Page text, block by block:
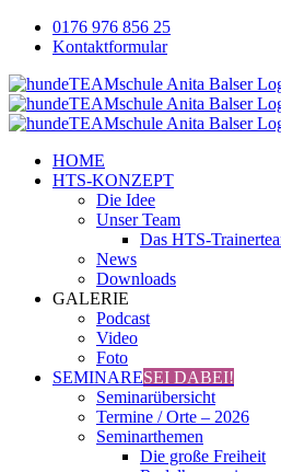
Zum
Inhalt
0176 976 856 25
Kontaktformular
Facebook
YouTube
Instagram
HOME
HTS-KONZEPT
Die Idee
Unser Team
Das HTS-
News
Downloads
GALERIE
Podcast
Video
Foto
SEMINARESEI DABEI!
Seminarübersicht
Termine / Orte – 2026
Seminarthemen
Die große Freiheit